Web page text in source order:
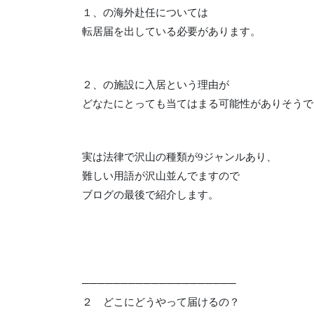
１、の海外赴任については
転居届を出している必要があります。
２、の施設に入居という理由が
どなたにとっても当てはまる可能性がありそうで
実は法律で沢山の種類が9ジャンルあり、
難しい用語が沢山並んでますので
ブログの最後で紹介します。
────────────────────
２ どこにどうやって届けるの？